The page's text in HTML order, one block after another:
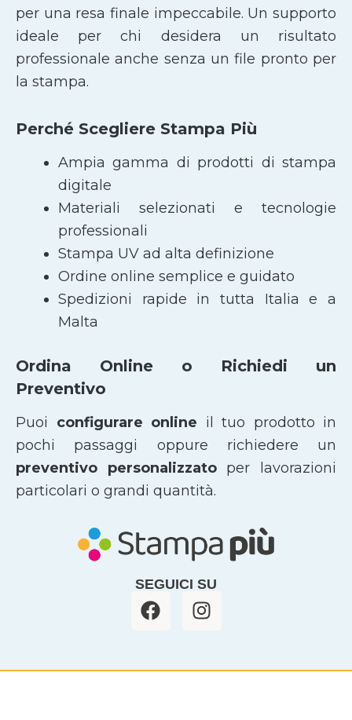
per una resa finale impeccabile. Un supporto
ideale per chi desidera un risultato
professionale anche senza un file pronto per
la stampa.
Perché Scegliere Stampa Più
Ampia gamma di prodotti di stampa
digitale
Materiali selezionati e tecnologie
professionali
Stampa UV ad alta definizione
Ordine online semplice e guidato
Spedizioni rapide in tutta Italia e a
Malta
Ordina Online o Richiedi un
Preventivo
Puoi configurare online il tuo prodotto in
pochi passaggi oppure richiedere un
preventivo personalizzatoper lavorazioni
particolari o grandi quantità.
SEGUICI SU
F
a
b
I
n
a